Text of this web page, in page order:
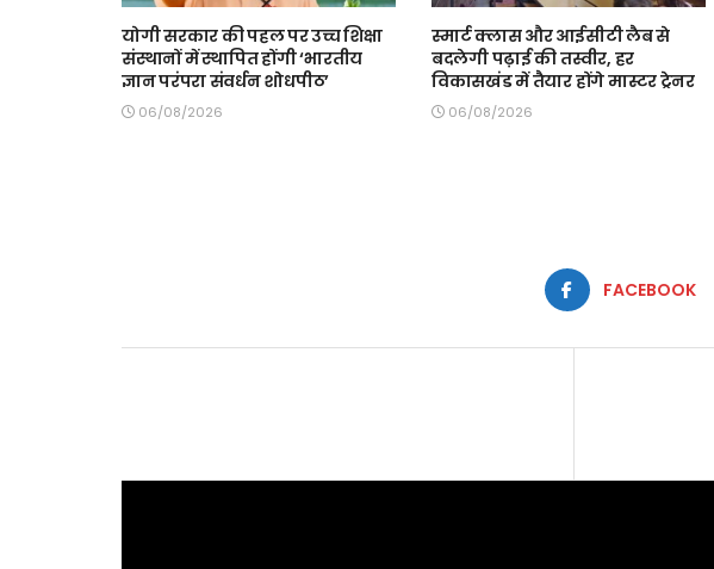
योगी सरकार की पहल पर उच्च शिक्षा
संस्थानों में स्थापित होंगी ‘भारतीय
ज्ञान परंपरा संवर्धन शोधपीठ’
06/08/2026
स्मार्ट क्लास और आईसीटी लैब से
बदलेगी पढ़ाई की तस्वीर, हर
विकासखंड में तैयार होंगे मास्टर ट्रेनर
06/08/2026
FACEBOOK